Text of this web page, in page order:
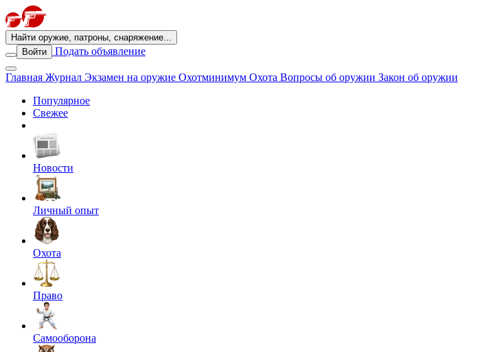
Найти оружие, патроны, снаряжение...
Войти
Подать объявление
Главная Журнал Экзамен на оружие Охотминимум Охота Вопросы об оружии Закон об оружии
Популярное
Свежее
Новости
Личный опыт
Охота
Право
Самооборона